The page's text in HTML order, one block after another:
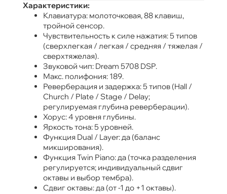
Характеристики:
Клавиатура: молоточковая, 88 клавиш,
тройной сенсор.
Чувствительность к силе нажатия: 5 типов
(сверхлегкая / легкая / средняя / тяжелая /
сверхтяжелая).
Звуковой чип: Dream 5708 DSP.
Макс. полифония: 189.
Реверберация и задержка: 5 типов (Hall /
Church / Plate / Stage / Delay;
регулируемая глубина реверберации).
Хорус: 4 уровня глубины.
Яркость тона: 5 уровней.
Функция Dual / Layer: да (баланс
микширования).
Функция Twin Piano: да (точка разделения
регулируется; индивидуальный сдвиг
октавы и выбор тембра).
Сдвиг октавы: да (от -1 до +1 октавы).